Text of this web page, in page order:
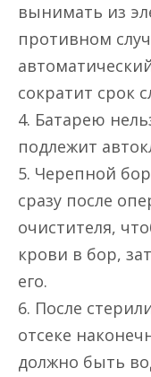
вынимать из
противном
сократит срок
4. Батарею
подлежит
5. Черепной
сразу после
очистителя,
крови в бор,
его.
6. После
отсеке
должно быть